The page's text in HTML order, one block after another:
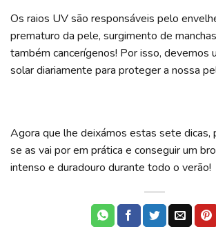
Os raios UV são responsáveis pelo
prematuro da pele, surgimento de
também cancerígenos! Por isso, devemos
solar diariamente para proteger a nossa
Agora que lhe deixámos estas sete dicas,
se as vai por em prática e conseguir um
intenso e duradouro durante todo o verão!